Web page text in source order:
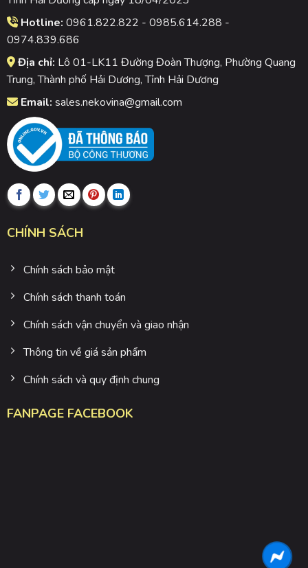
Hotline: 0961.822.822 - 0985.614.288 -
0974.839.686
Địa chỉ: Lô 01-LK11 Đường Đoàn Thượng, Phường Quang
Trung, Thành phố Hải Dương, Tỉnh Hải Dương
Email: sales.nekovina@gmail.com
CHÍNH SÁCH
Chính sách bảo mật
Chính sách thanh toán
Chính sách vận chuyển và giao nhận
Thông tin về giá sản phẩm
Chính sách và quy định chung
FANPAGE FACEBOOK